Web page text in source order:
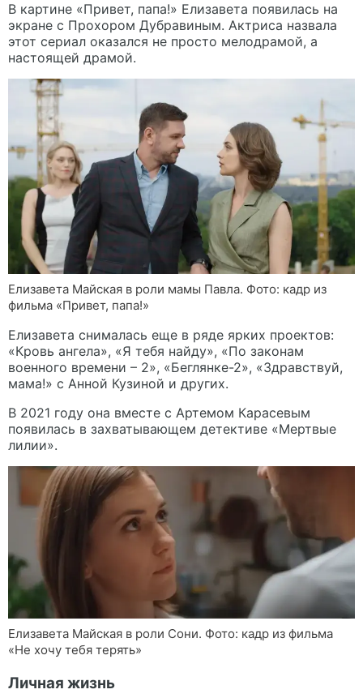
В картине «Привет, папа!» Елизавета появилась на
экране с Прохором Дубравиным. Актриса назвала
этот сериал оказался не просто мелодрамой, а
настоящей драмой.
Елизавета Майская в роли мамы Павла. Фото: кадр из
фильма «Привет, папа!»
Елизавета снималась еще в ряде ярких проектов:
«Кровь ангела», «Я тебя найду», «По законам
военного времени – 2», «Беглянке-2», «Здравствуй,
мама!» с Анной Кузиной и других.
В 2021 году она вместе с Артемом Карасевым
появилась в захватывающем детективе «Мертвые
лилии».
Елизавета Майская в роли Сони. Фото: кадр из фильма
«Не хочу тебя терять»
Личная жизнь